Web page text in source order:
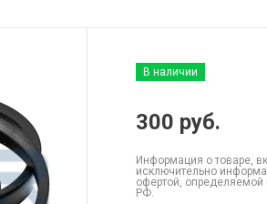
В наличии
300 руб.
Информация о товаре,
исключительно
офертой, определяемой
РФ.